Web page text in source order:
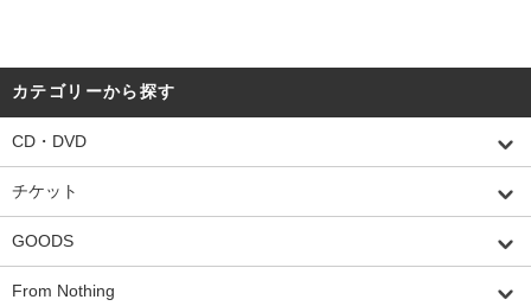
カテゴリーから探す
CD・DVD
チケット
GOODS
From Nothing